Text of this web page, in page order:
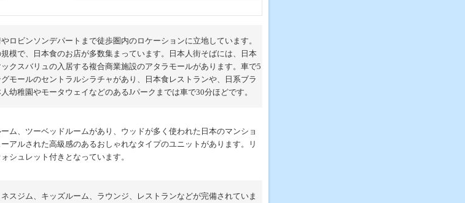
ロビンソンデパートまで徒歩圏内のロケーションに立地しています。
模で、日本食のお店が多数集まっています。日本人街そばには、日本
クスバリュの入居する複合商業施設のアタラモールがあります。車で5
モールのセントラルシラチャがあり、日本食レストランや、日系ブラ
幼稚園やモータウェイなどのあるJパークまでは車で30分ほどです。
ム、ツーベッドルームがあり、ウッドが多く使われた日本のマンショ
アルされた高級感のあるおしゃれなタイプのユニットがあります。リ
シュレット付きとなっています。
スジム、キッズルーム、ラウンジ、レストランなどが完備されていま